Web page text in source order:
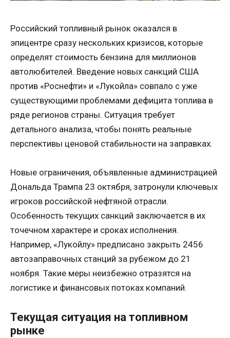
Российский топливный рынок оказался в
эпицентре сразу нескольких кризисов, которые
определят стоимость бензина для миллионов
автолюбителей. Введение новых санкций США
против «Роснефти» и «Лукойла» совпало с уже
существующими проблемами дефицита топлива в
ряде регионов страны. Ситуация требует
детального анализа, чтобы понять реальные
перспективы ценовой стабильности на заправках.
Новые ограничения, объявленные администрацией
Дональда Трампа 23 октября, затронули ключевых
игроков российской нефтяной отрасли.
Особенность текущих санкций заключается в их
точечном характере и сроках исполнения.
Например, «Лукойлу» предписано закрыть 2456
автозаправочных станций за рубежом до 21
ноября. Такие меры неизбежно отразятся на
логистике и финансовых потоках компаний.
Текущая ситуация на топливном
рынке